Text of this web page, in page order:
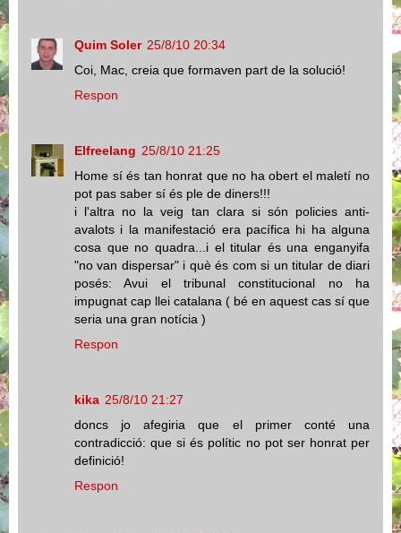
Quim Soler 25/8/10 20:34
Coi, Mac, creia que formaven part de la solució!
Respon
Elfreelang 25/8/10 21:25
Home sí és tan honrat que no ha obert el maletí no
pot pas saber sí és ple de diners!!!
i l'altra no la veig tan clara si són policies anti-
avalots i la manifestació era pacífica hi ha alguna
cosa que no quadra...i el titular és una enganyifa
"no van dispersar" i què és com si un titular de diari
posés: Avui el tribunal constitucional no ha
impugnat cap llei catalana ( bé en aquest cas sí que
seria una gran notícia )
Respon
kika 25/8/10 21:27
doncs jo afegiria que el primer conté una
contradicció: que si és polític no pot ser honrat per
definició!
Respon